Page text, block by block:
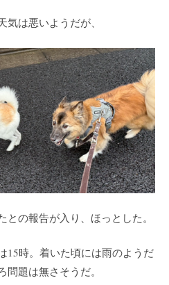
は悪いようだが、
の報告が入り、ほっとした。
15時。着いた頃には雨のようだ
題は無さそうだ。